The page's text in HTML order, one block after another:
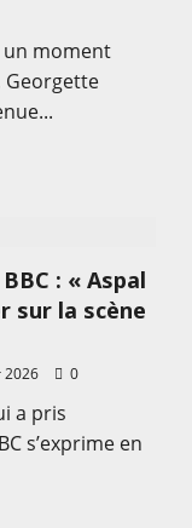
un moment
Georgette
: « Aspal
sur la scène
2026 0
a pris
s’exprime en